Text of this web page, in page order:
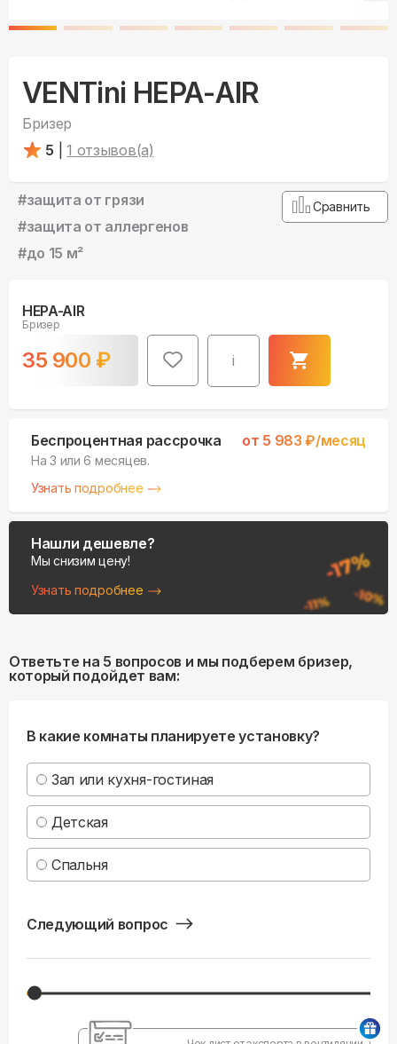
VENTini HEPA-AIR
Бризер
5
1 отзывов(а)
#защита от грязи
#защита от аллергенов
#до 15 м²
Сравнить
HEPA-AIR
Бризер
35 900 ₽ i
Беспроцентная рассрочка от 5 983 ₽/месяц
На 3 или 6 месяцев.
Узнать подробнее
Нашли дешевле?
Мы снизим цену!
Узнать подробнее
Ответьте на 5 вопросов и мы подберем бризер,
который подойдет вам:
В какие комнаты планируете установку?
Зал или кухня-гостиная
Детская
Спальня
Следующий вопрос